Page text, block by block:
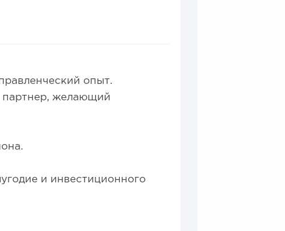
для открытия заведения
опыт.
партнер, желающий
и инвестиционного